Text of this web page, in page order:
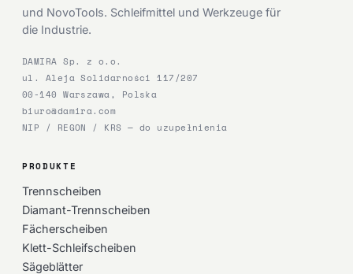
und NovoTools. Schleifmittel und Werkzeuge für
die Industrie.
DAMIRA Sp. z o.o.
ul. Aleja Solidarności 117/207
00-140 Warszawa, Polska
biuro@damira.com
NIP / REGON / KRS — do uzupełnienia
PRODUKTE
Trennscheiben
Diamant-Trennscheiben
Fächerscheiben
Klett-Schleifscheiben
Sägeblätter